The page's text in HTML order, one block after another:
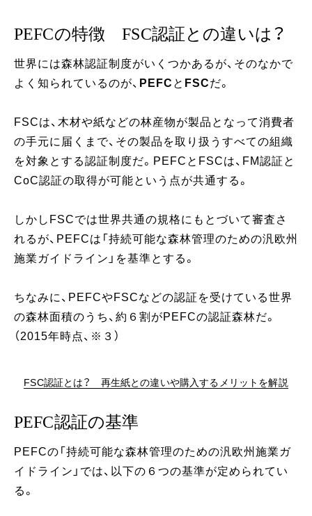
PEFCの特徴 FSC認証との違いは？
世界には森林認証制度がいくつかあるが、そのなかで
よく知られているのが、 PEFC と FSCだ。
FSCは、木材や紙などの林産物が製品となって消費者
の手元に届くまで、その製品を取り扱うすべての組織
を対象とする認証制度だ。PEFCとFSCは、FM認証と
CoC認証の取得が可能という点が共通する。
しかしFSCでは世界共通の規格にもとづいて審査さ
れるが、PEFCは「持続可能な森林管理のための汎欧州
施業ガイドライン」を基準とする。
ちなみに、PEFCやFSCなどの認証を受けている世界
の森林面積のうち、約６割がPEFCの認証森林だ。
（2015年時点、※３）
FSC認証とは？ 再生紙との違いや購入するメリットを解説
PEFC認証の基準
PEFCの「持続可能な森林管理のための汎欧州施業ガ
イドライン」では、以下の６つの基準が定められてい
る。